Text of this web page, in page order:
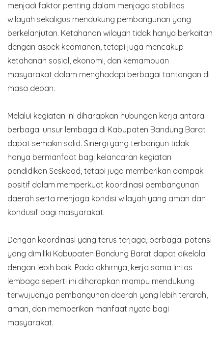
menjadi faktor penting dalam menjaga stabilitas
wilayah sekaligus mendukung pembangunan yang
berkelanjutan. Ketahanan wilayah tidak hanya berkaitan
dengan aspek keamanan, tetapi juga mencakup
ketahanan sosial, ekonomi, dan kemampuan
masyarakat dalam menghadapi berbagai tantangan di
masa depan.
Melalui kegiatan ini diharapkan hubungan kerja antara
berbagai unsur lembaga di Kabupaten Bandung Barat
dapat semakin solid. Sinergi yang terbangun tidak
hanya bermanfaat bagi kelancaran kegiatan
pendidikan Seskoad, tetapi juga memberikan dampak
positif dalam memperkuat koordinasi pembangunan
daerah serta menjaga kondisi wilayah yang aman dan
kondusif bagi masyarakat.
Dengan koordinasi yang terus terjaga, berbagai potensi
yang dimiliki Kabupaten Bandung Barat dapat dikelola
dengan lebih baik. Pada akhirnya, kerja sama lintas
lembaga seperti ini diharapkan mampu mendukung
terwujudnya pembangunan daerah yang lebih terarah,
aman, dan memberikan manfaat nyata bagi
masyarakat.